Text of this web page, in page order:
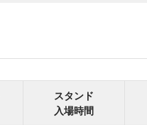
スタンド
入場時間